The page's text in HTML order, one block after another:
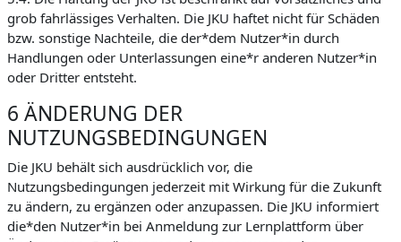
grob fahrlässiges Verhalten. Die JKU haftet nicht für Schäden
bzw. sonstige Nachteile, die der*dem Nutzer*in durch
Handlungen oder Unterlassungen eine*r anderen Nutzer*in
oder Dritter entsteht.
6 ÄNDERUNG DER
NUTZUNGSBEDINGUNGEN
Die JKU behält sich ausdrücklich vor, die
Nutzungsbedingungen jederzeit mit Wirkung für die Zukunft
zu ändern, zu ergänzen oder anzupassen. Die JKU informiert
die*den Nutzer*in bei Anmeldung zur Lernplattform über